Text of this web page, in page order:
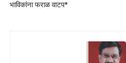
भाविकांना फराळ वाटप*